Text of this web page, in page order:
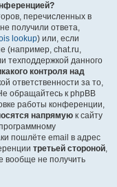
перечисленных в
получили ответа,
lookup) или, если
(например, chat.ru,
техподдержкой данного
контроля над
ответственности за то,
обращайтесь к phpBB
работы конференции,
напрямую к сайту
пошлёте email в адрес
третьей стороной,
вообще не получить